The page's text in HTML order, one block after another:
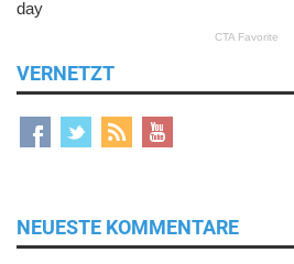
VERNETZT
NEUESTE KOMMENTARE